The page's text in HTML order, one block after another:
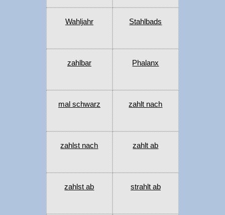
Wahljahr Stahlbads
zahlbar Phalanx
mal schwarz zahlt nach
zahlst nach zahlt ab
zahlst ab strahlt ab